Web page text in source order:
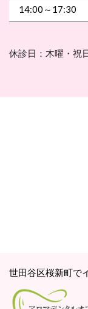
14:00～17:30
休診日：木曜・祝
世田谷区桜新町で